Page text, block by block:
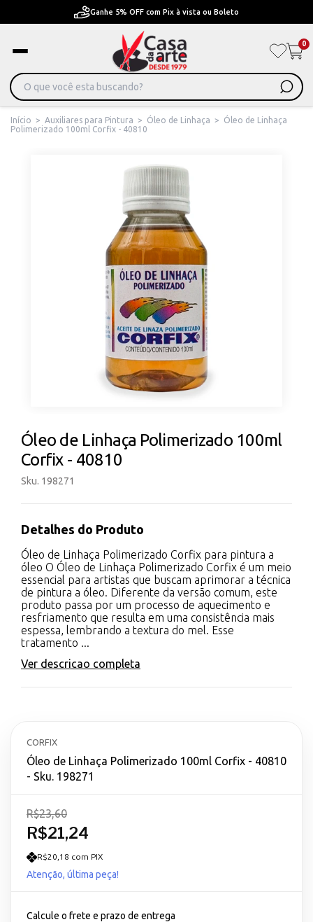
Ganhe 5% OFF com Pix à vista ou Boleto
0
Início > Auxiliares para Pintura > Óleo de Linhaça >
Óleo de Linhaça
Polimerizado 100ml Corfix - 40810
Óleo de Linhaça Polimerizado 100ml
Corfix - 40810
Sku. 198271
Detalhes do Produto
Óleo de Linhaça Polimerizado Corfix para pintura a
óleo O Óleo de Linhaça Polimerizado Corfix é um meio
essencial para artistas que buscam aprimorar a técnica
de pintura a óleo. Diferente da versão comum, este
produto passa por um processo de aquecimento e
resfriamento que resulta em uma consistência mais
espessa, lembrando a textura do mel. Esse
tratamento ...
Ver descricao completa
CORFIX
Óleo de Linhaça Polimerizado 100ml Corfix - 40810
- Sku. 198271
R$21,24
R$23,60
R$20,18 com PIX
Atenção, última peça!
Calcule o frete e prazo de entrega